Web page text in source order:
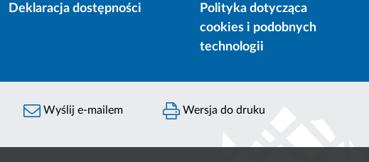
Deklaracja dostępności
Polityka dotycząca
cookies i podobnych
technologii
Wyślij e-mailem Wersja do druku